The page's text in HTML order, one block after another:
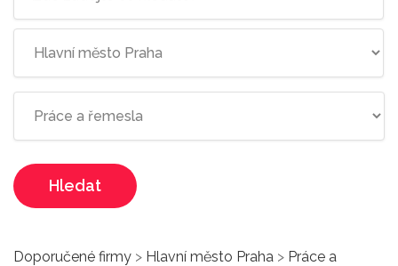
Hledat
Doporučené firmy > Hlavní město Praha > Práce a